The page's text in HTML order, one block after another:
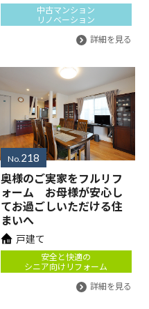
中古マンション
リノベーション
詳細を見る
No. 218
奥様のご実家をフルリフ
ォーム お母様が安心し
てお過ごしいただける住
まいへ
戸建て
安全と快適の
シニア向けリフォーム
詳細を見る